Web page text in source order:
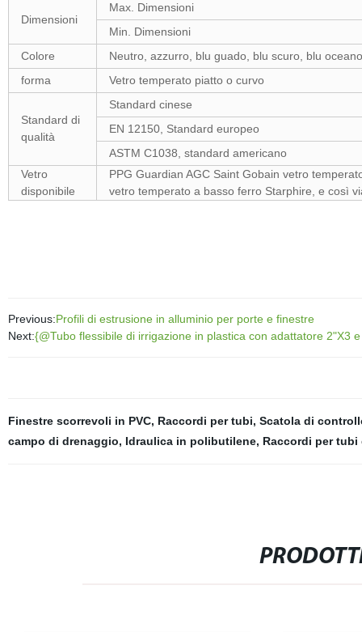
Dimensioni
Max. Dimensioni
Min. Dimensioni
Colore
Neutro, azzurro, blu guado, blu scuro, blu
forma
Vetro temperato piatto o curvo
Standard di
qualità
Standard cinese
EN 12150, Standard europeo
ASTM C1038, standard americano
Vetro
disponibile
PPG Guardian AGC Saint Gobain vetro
vetro temperato a basso ferro Starphire, e così
Previous:Profili di estrusione in alluminio per porte e finestre
Next:{@Tubo flessibile di irrigazione in plastica con adattatore 2"X3
Finestre scorrevoli in PVC, Raccordi per tubi, Scatola di
campo di drenaggio, Idraulica in polibutilene, Raccordi per tubi